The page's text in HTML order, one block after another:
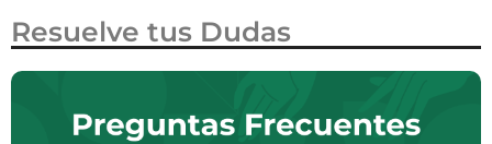
Resuelve tus Dudas